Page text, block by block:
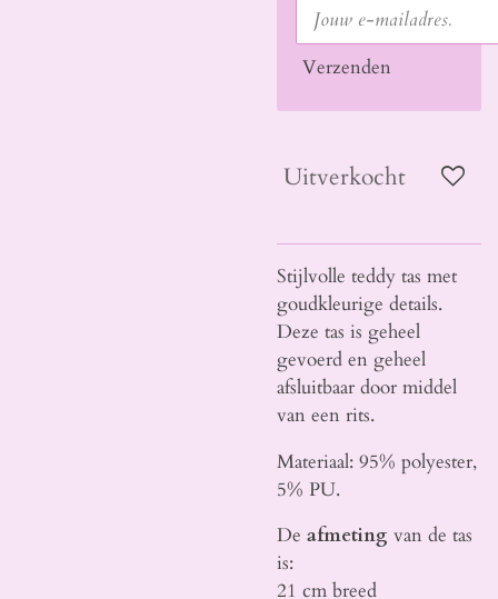
Verzenden
Uitverkocht
Stijlvolle teddy tas met
goudkleurige details.
Deze tas is geheel
gevoerd en geheel
afsluitbaar door middel
van een rits.
Materiaal: 95% polyester,
5% PU.
De afmeting van de tas
is:
21 cm breed